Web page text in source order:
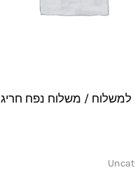
/ משלוח נפח חריג